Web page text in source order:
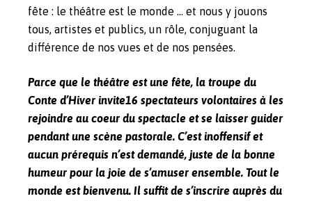
fête : le théâtre est le monde … et nous y jouons
tous, artistes et publics, un rôle, conjuguant la
différence de nos vues et de nos pensées.
Parce que le théâtre est une fête, la troupe du
Conte d’Hiver invite16 spectateurs volontaires à les
rejoindre au coeur du spectacle et se laisser guider
pendant une scène pastorale. C’est inoffensif et
aucun prérequis n’est demandé, juste de la bonne
humeur pour la joie de s’amuser ensemble. Tout le
monde est bienvenu. Il suffit de s’inscrire auprès du